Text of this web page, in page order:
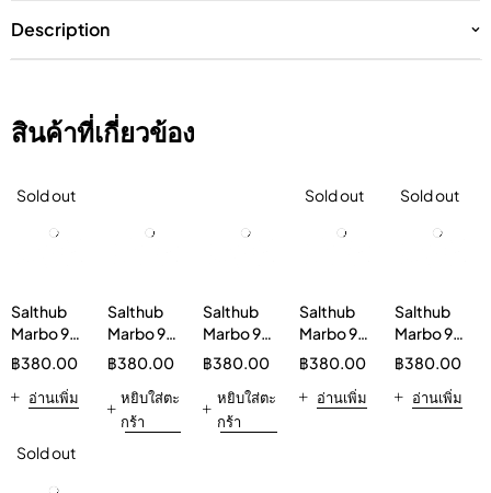
Description
สินค้าที่เกี่ยวข้อง
Sold out
Salthub
Marbo 9K
9000
Disposable
฿380.00
อ่านเพิ่ม
Salthub
Marbo 9K
กลิ่นองุ่น
บุหรี่ไฟฟ้า
แบบใช้
฿380.00
หยิบใส่ตะ
กร้า
Salthub
Marbo 9K
9000
Grape
Lychee
฿380.00
หยิบใส่ตะ
กร้า
Sold out
Salthub
Marbo 9K
9000
Rainbow
฿380.00
อ่านเพิ่ม
Sold out
Salthub
Marbo 9K
9000
MENTHOL
฿380.00
อ่านเพิ่ม
Sold out